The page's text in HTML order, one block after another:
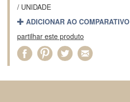
/ UNIDADE
ADICIONAR AO COMPARATIVO
partilhar este produto